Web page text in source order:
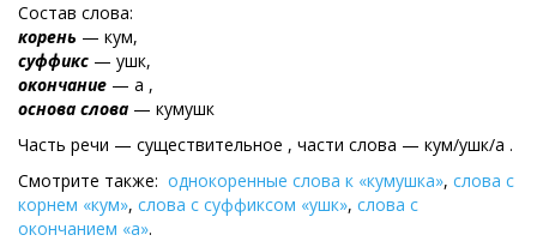
Состав слова:
корень — кум,
суффикс — ушк,
окончание — а ,
основа слова — кумушк
Часть речи — существительное , части слова — кум/ушк/а .
Смотрите также: однокоренные слова к «кумушка», слова с
корнем «кум», слова с суффиксом «ушк», слова с
окончанием «а».